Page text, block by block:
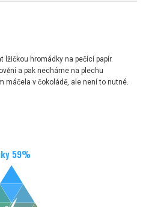
lžičkou hromádky na pečící papír.
a pak necháme na plechu
máčela v čokoládě, ale není to nutné.
59%